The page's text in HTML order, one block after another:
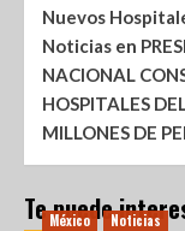
Nuevos
Noticias en
NACIONAL
HOSPITALES
MILLONES DE
Te puede
México Noticias